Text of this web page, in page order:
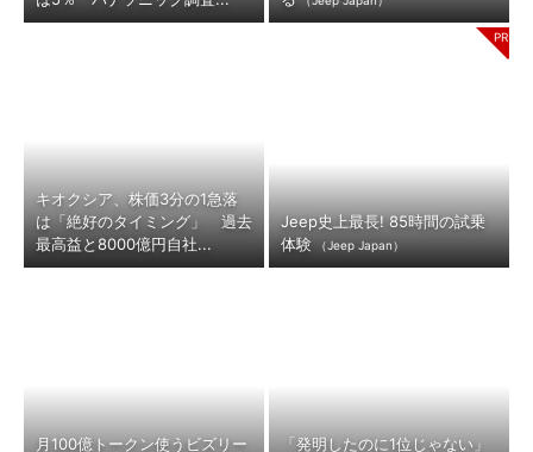
キオクシア、株価3分の1急落
は「絶好のタイミング」 過去
最高益と8000億円自社...
Jeep史上最長! 85時間の試乗
体験
（Jeep Japan）
月100億トークン使うビズリー 「発明したのに1位じゃない」